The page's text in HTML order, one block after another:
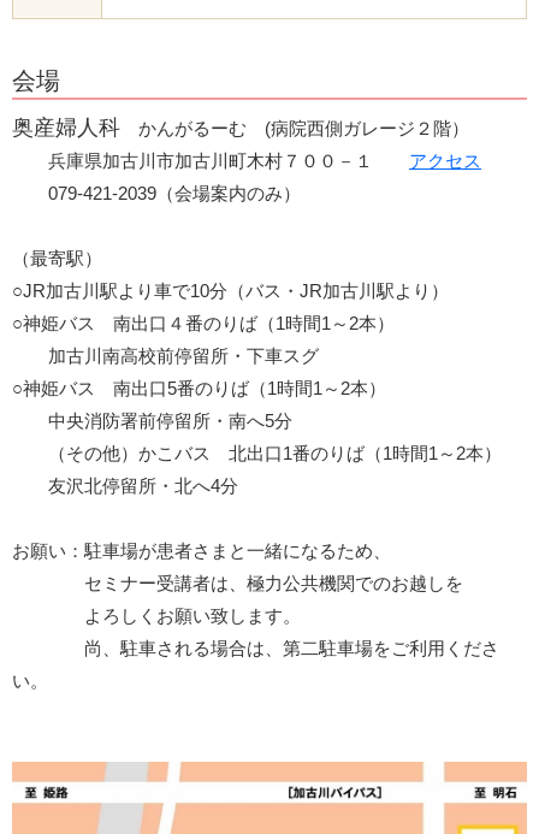
会場
奥産婦人科 かんがるーむ (病院西側ガレージ２階）
兵庫県加古川市加古川町木村７００－１ アクセス
079-421-2039（会場案内のみ）
（最寄駅）
○JR加古川駅より車で10分 （バス・JR加古川駅より）
○神姫バス 南出口４番のりば（1時間1～2本）
加古川南高校前停留所・下車スグ
○神姫バス 南出口5番のりば（1時間1～2本）
中央消防署前停留所・南へ5分
（その他）かこバス 北出口1番のりば（1時間1～2本）
友沢北停留所・北へ4分
お願い：駐車場が患者さまと一緒になるため、
セミナー受講者は、極力公共機関でのお越しを
よろしくお願い致します。
尚、駐車される場合は、第二駐車場をご利用くださ
い。